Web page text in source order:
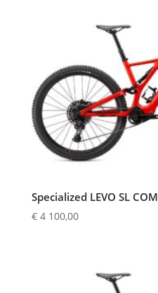
Specialized LEVO SL
€4 100,00